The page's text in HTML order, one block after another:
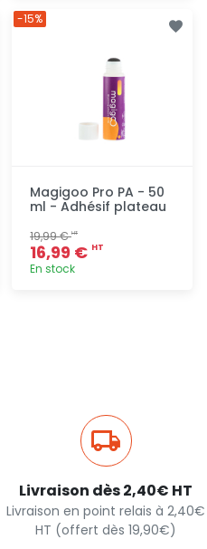
Magigoo Pro PA - 50
ml - Adhésif plateau
19,99 €HT
16,99 € HT
En stock
-15%
Livraison dès 2,40€ HT
Livraison en point relais à 2,40€
HT (offert dès 19,90€)